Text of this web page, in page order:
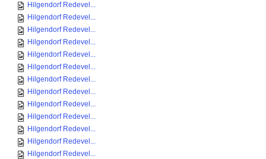
Hilgendorf Redevel...
Hilgendorf Redevel...
Hilgendorf Redevel...
Hilgendorf Redevel...
Hilgendorf Redevel...
Hilgendorf Redevel...
Hilgendorf Redevel...
Hilgendorf Redevel...
Hilgendorf Redevel...
Hilgendorf Redevel...
Hilgendorf Redevel...
Hilgendorf Redevel...
Hilgendorf Redevel...